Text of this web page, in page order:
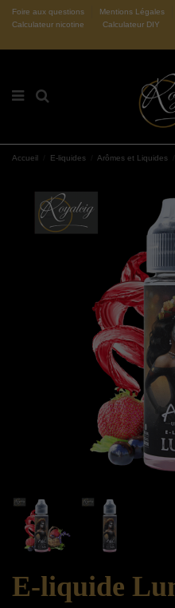
Foire aux questions Mentions Légales
Calculateur nicotine
Calculateur DIY
Accueil E-liquides Arômes et Liquides
E-liquide